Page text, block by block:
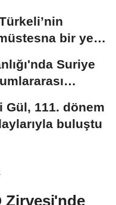
bir yeri
Suriye
Gül, 111. dönem
buluştu
Zirvesi'nde